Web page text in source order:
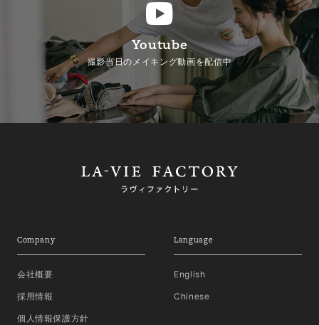
Youtube
撮影当日のメイキング動画を配信中
Company
会社概要
採用情報
個人情報保護方針
Language
English
Chinese